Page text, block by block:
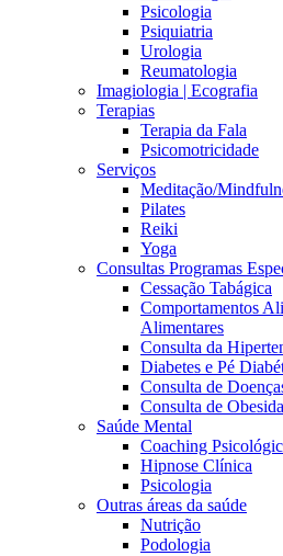
Psicologia
Psiquiatria
Urologia
Reumatologia
Imagiologia | Ecografia
Terapias
Terapia da Fala
Psicomotricidade
Serviços
Meditação/
Pilates
Reiki
Yoga
Consultas Programas
Cessação Tabágica
Comportamentos
Alimentares
Consulta da
Diabetes e Pé
Consulta de
Consulta de
Saúde Mental
Coaching
Hipnose Clínica
Psicologia
Outras áreas da saúde
Nutrição
Podologia